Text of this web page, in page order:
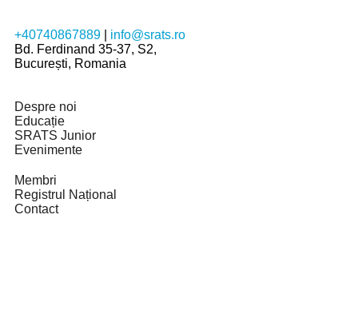
+40740867889
info@srats.ro
Bd. Ferdinand 35-37, S2,
București, Romania
Despre noi
Educație
SRATS Junior
Evenimente
Membri
Registrul Național
Contact